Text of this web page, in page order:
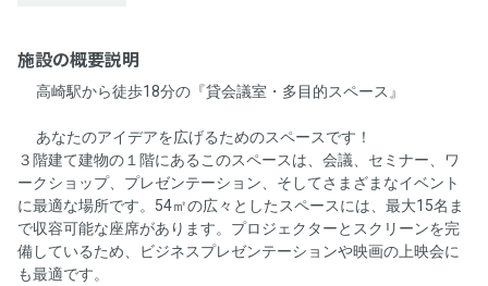
施設の概要説明
🌟高崎駅から徒歩18分の『貸会議室・多目的スペース』🌟
🚀あなたのアイデアを広げるためのスペースです！
３階建て建物の１階にあるこのスペースは、会議、セミナー、ワ
ークショップ、プレゼンテーション、そしてさまざまなイベント
に最適な場所です。54㎡の広々としたスペースには、最大15名ま
で収容可能な座席があります。プロジェクターとスクリーンを完
備しているため、ビジネスプレゼンテーションや映画の上映会に
も最適です。